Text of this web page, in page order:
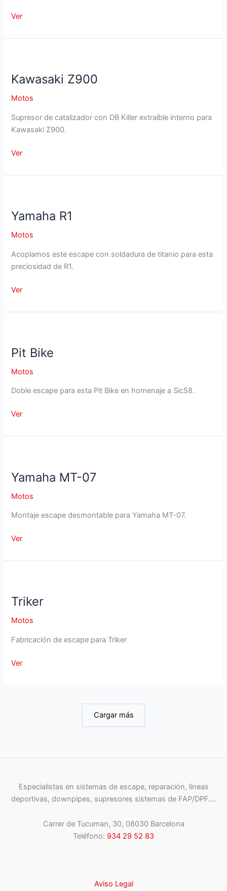
Ducati
V4S
Ver
Kawasaki Z900
Motos
Supresor de catalizador con DB Killer extraíble interno para
Kawasaki Z900.
Kawasaki
Ver
Yamaha R1
Motos
Acoplamos este escape con soldadura de titanio para esta
preciosidad de R1.
Yamaha
Ver
Pit Bike
Motos
Doble escape para esta Pit Bike en homenaje a Sic58.
Pit
Ver
Yamaha MT-07
Motos
Montaje escape desmontable para Yamaha MT-07.
Yamaha
07
Ver
Triker
Motos
Fabricación de escape para Triker
Triker
Ver
Cargar más
Especialistas en sistemas de escape, reparación, lineas
deportivas, downpipes, supresores sistemas de FAP/DPF….
Carrer de Tucuman, 30, 08030 Barcelona
Teléfono: 934 29 52 83
Aviso Legal